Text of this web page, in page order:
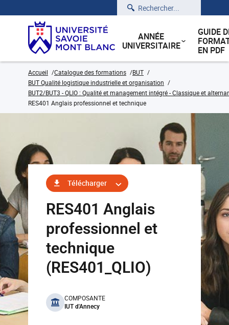
Rechercher
ANNÉE
UNIVERSITAIRE
GUIDE
EN PDF
Accueil Catalogue des formations
BUT
BUT Qualité logistique industrielle et organisation
BUT2/BUT3 - QLIO : Qualité et management intégré - Classique et
RES401 Anglais professionnel et technique
Télécharger
RES401 Anglais
professionnel et
technique
(RES401_QLIO)
benefits
COMPOSANTE
IUT d'Annecy